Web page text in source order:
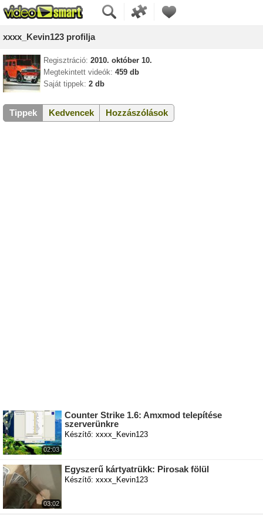
xxxx_Kevin123 profilja
Regisztráció: 2010. október 10.
Megtekintett videók: 459 db
Saját tippek: 2 db
Tippek Kedvencek Hozzászólások
02:03
Counter Strike 1.6: Amxmod telepítése
szerverünkre
Készítő: xxxx_Kevin123
03:02
Egyszerű kártyatrükk: Pirosak fölül
Készítő: xxxx_Kevin123